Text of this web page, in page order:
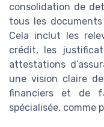
consolidation de
tous les
Cela inclut les
crédit, les
attestations
une vision claire
financiers et de
spécialisée, comme